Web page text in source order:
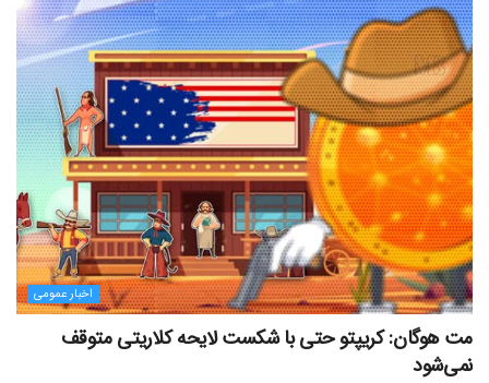
اخبار عمومی
مت هوگان: کریپتو حتی با شکست لایحه کلاریتی متوقف
نمی‌شود